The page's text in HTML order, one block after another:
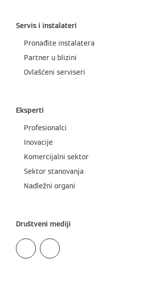
Servis i instalateri
Pronađite instalatera
Partner u blizini
Ovlašćeni serviseri
Eksperti
Profesionalci
Inovacije
Komercijalni sektor
Sektor stanovanja
Nadležni organi
Društveni mediji